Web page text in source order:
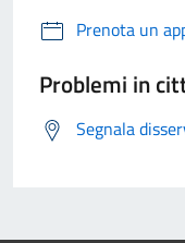
Prenota un
Problemi in
Segnala